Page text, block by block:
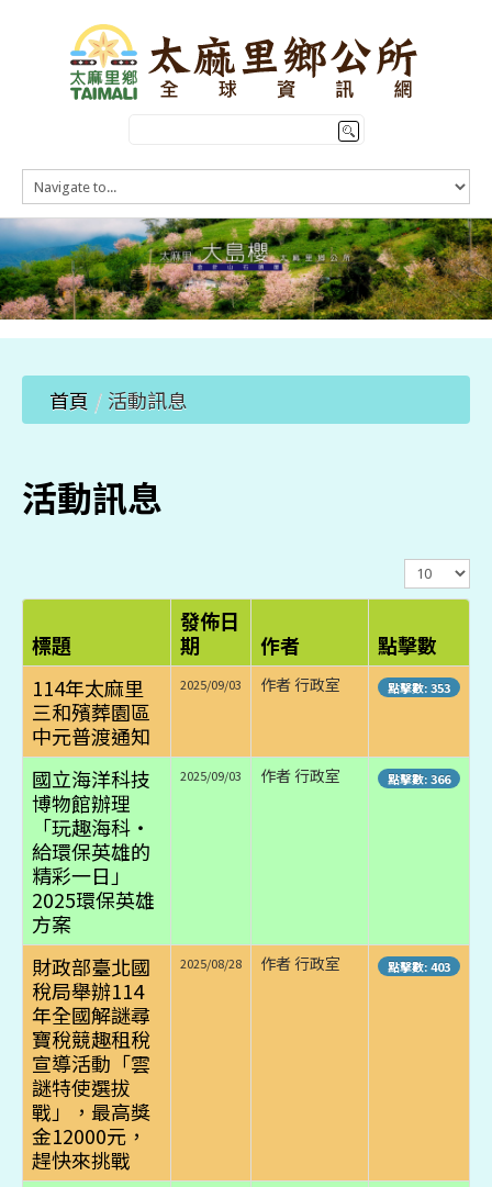
HOME
訊息公告
本鄉簡介
公所介紹
觀光導覽
便民服務
首頁 / 活動訊息
活動訊息
顯
示
數
標題
發佈日
期
作者
點擊數
114年太麻里
三和殯葬園區
中元普渡通知
2025/09/03 作者 行政室 點擊數: 353
國立海洋科技
博物館辦理
「玩趣海科・
給環保英雄的
精彩一日」
2025環保英雄
方案
2025/09/03 作者 行政室 點擊數: 366
財政部臺北國
稅局舉辦114
年全國解謎尋
寶稅競趣租稅
宣導活動「雲
謎特使選拔
戰」，最高獎
金12000元，
趕快來挑戰
2025/08/28 作者 行政室 點擊數: 403